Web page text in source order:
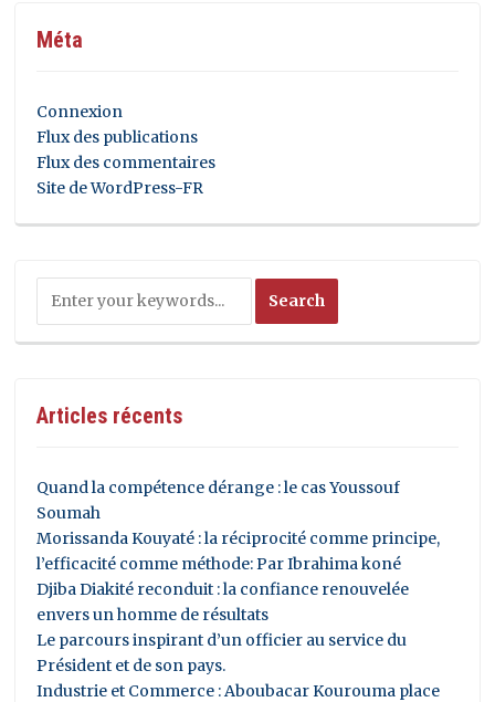
Méta
Connexion
Flux des publications
Flux des commentaires
Site de WordPress-FR
Articles récents
Quand la compétence dérange : le cas Youssouf
Soumah
Morissanda Kouyaté : la réciprocité comme principe,
l’efficacité comme méthode: Par Ibrahima koné
Djiba Diakité reconduit : la confiance renouvelée
envers un homme de résultats
Le parcours inspirant d’un officier au service du
Président et de son pays.
Industrie et Commerce : Aboubacar Kourouma place